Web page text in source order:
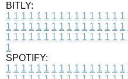
BITLY:
1 1 1 1 1 1 1 1 1 1 1 1 1 1 1 1
1 1 1 1 1 1 1 1 1 1 1 1 1 1 1 1
1 1 1 1 1 1 1 1 1 1 1 1 1 1 1 1
1
SPOTIFY:
1 1 1 1 1 1 1 1 1 1 1 1 1 1 1 1